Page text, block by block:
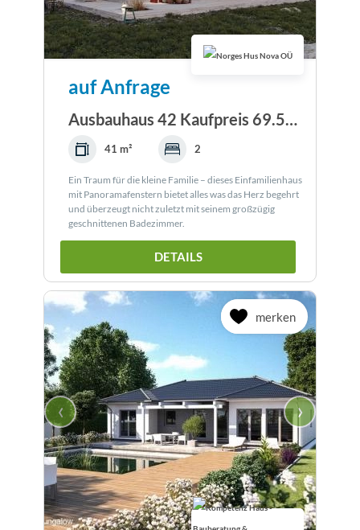
auf Anfrage
Ausbauhaus 42 Kaufpreis 69.595.-- € inkl. 19% MwSt
41 m² 2
Ein Traum für die kleine Familie – dieses Einfamilienhaus
mit Panoramafenstern bietet alles was das Herz begehrt
und überzeugt nicht zuletzt mit seinem großzügig
geschnittenen Badezimmer.
DETAILS
merken
‹ ›